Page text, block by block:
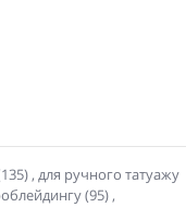
, для ручного татуажу
(95) ,